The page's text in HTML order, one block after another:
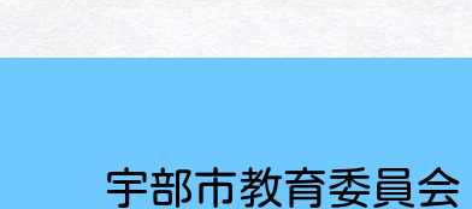
宇部市教育委員会